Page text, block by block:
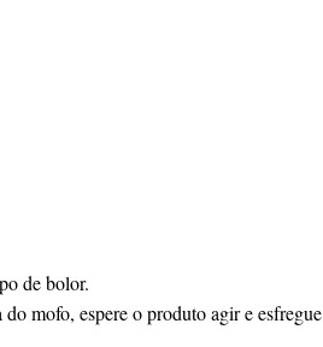
de bolor.
mofo, espere o produto agir e esfregue